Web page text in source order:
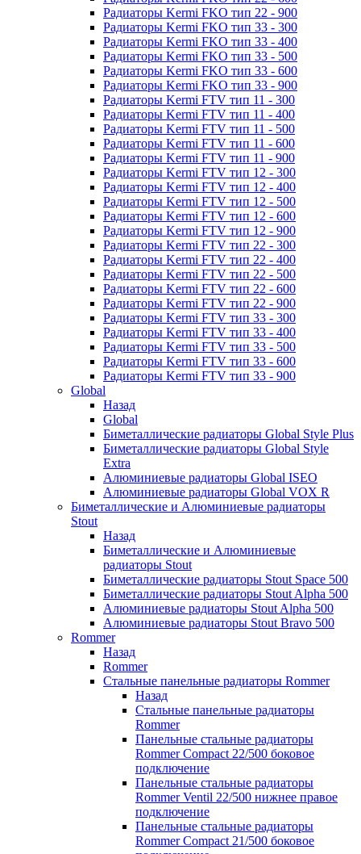
Радиаторы Kermi FKO тип 22 - 900
Радиаторы Kermi FKO тип 33 - 300
Радиаторы Kermi FKO тип 33 - 400
Радиаторы Kermi FKO тип 33 - 500
Радиаторы Kermi FKO тип 33 - 600
Радиаторы Kermi FKO тип 33 - 900
Радиаторы Kermi FTV тип 11 - 300
Радиаторы Kermi FTV тип 11 - 400
Радиаторы Kermi FTV тип 11 - 500
Радиаторы Kermi FTV тип 11 - 600
Радиаторы Kermi FTV тип 11 - 900
Радиаторы Kermi FTV тип 12 - 300
Радиаторы Kermi FTV тип 12 - 400
Радиаторы Kermi FTV тип 12 - 500
Радиаторы Kermi FTV тип 12 - 600
Радиаторы Kermi FTV тип 12 - 900
Радиаторы Kermi FTV тип 22 - 300
Радиаторы Kermi FTV тип 22 - 400
Радиаторы Kermi FTV тип 22 - 500
Радиаторы Kermi FTV тип 22 - 600
Радиаторы Kermi FTV тип 22 - 900
Радиаторы Kermi FTV тип 33 - 300
Радиаторы Kermi FTV тип 33 - 400
Радиаторы Kermi FTV тип 33 - 500
Радиаторы Kermi FTV тип 33 - 600
Радиаторы Kermi FTV тип 33 - 900
Global
Назад
Global
Биметаллические радиаторы Global Style Plus
Биметаллические радиаторы Global Style
Extra
Алюминиевые радиаторы Global ISEO
Алюминиевые радиаторы Global VOX R
Биметаллические и Алюминиевые радиаторы
Stout
Назад
Биметаллические и Алюминиевые
радиаторы Stout
Биметаллические радиаторы Stout Space 500
Биметаллические радиаторы Stout Alpha 500
Алюминиевые радиаторы Stout Alpha 500
Алюминиевые радиаторы Stout Bravo 500
Rommer
Назад
Rommer
Стальные панельные радиаторы Rommer
Назад
Стальные панельные радиаторы
Rommer
Панельные стальные радиаторы
Rommer Compact 22/500 боковое
подключение
Панельные стальные радиаторы
Rommer Ventil 22/500 нижнее правое
подключение
Панельные стальные радиаторы
Rommer Compact 21/500 боковое